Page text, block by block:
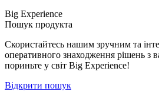
Big Experience
Пошук продукта
Скористайтесь нашим зручним та
оперативного знаходження рішень з
пориньте у світ Big Experience!
Відкрити пошук